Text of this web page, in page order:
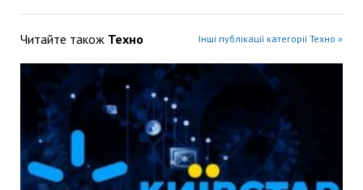
Читайте також Техно Інші публікації категорії Техно »